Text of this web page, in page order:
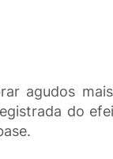
agudos
do